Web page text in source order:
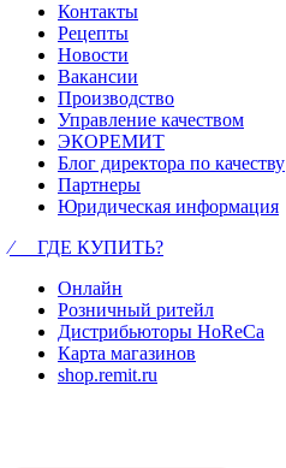
Контакты
Рецепты
Новости
Вакансии
Производство
Управление качеством
ЭКОРЕМИТ
Блог директора по качеству
Партнеры
Юридическая информация
⁄ ГДЕ КУПИТЬ?
Онлайн
Розничный ритейл
Дистрибьюторы HoReCa
Карта магазинов
shop.remit.ru